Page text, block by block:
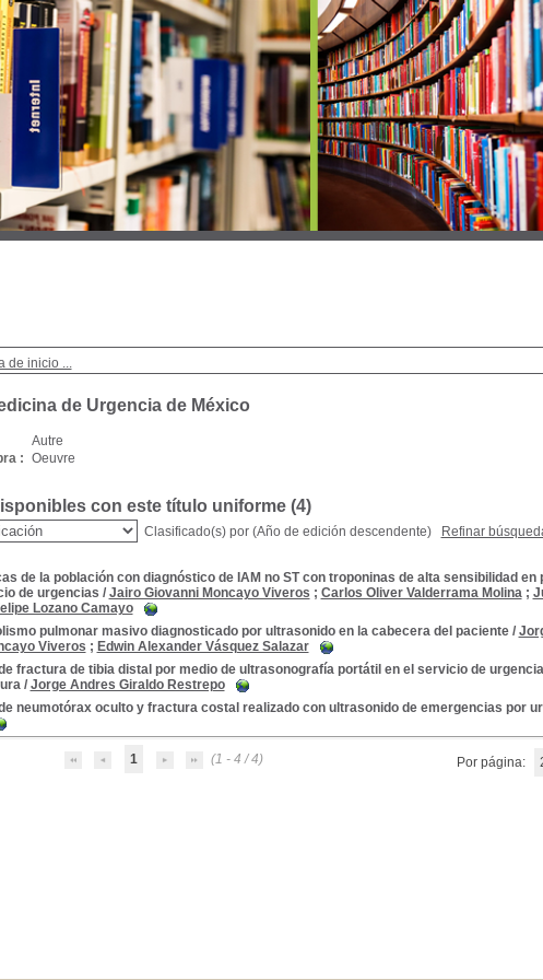
de inicio ...
de Urgencia de México
Autre
: Oeuvre
con este título uniforme (4)
Clasificado(s) por (Año de edición descendente) Refinar
de la población con diagnóstico de IAM no ST con troponinas de alta sensibilidad en
de urgencias / Jairo Giovanni Moncayo Viveros ; Carlos Oliver Valderrama Molina;
Lozano Camayo
pulmonar masivo diagnosticado por ultrasonido en la cabecera del paciente/
Viveros ; Edwin Alexander Vásquez Salazar
fractura de tibia distal por medio de ultrasonografía portátil en el servicio de
/ Jorge Andres Giraldo Restrepo
neumotórax oculto y fractura costal realizado con ultrasonido de emergencias por
1 (1 - 4 / 4) Por página: